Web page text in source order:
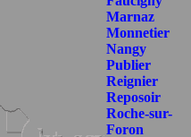
Marnaz
Monnetier
Nangy
Publier
Reignier
Reposoir
Roche-sur-
Foron